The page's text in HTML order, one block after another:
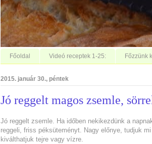
Főoldal Videó receptek 1-25: Főzzünk
2015. január 30., péntek
Jó reggelt magos zsemle,
Jó reggelt zsemle. Ha időben nekikezdünk a
reggeli, friss péksüteményt. Nagy előnye, tudjuk
kiválthatjuk tejre vagy vízre.